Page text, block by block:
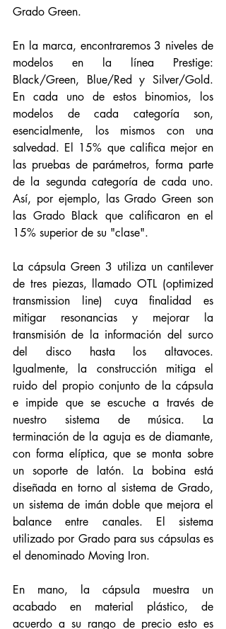
Grado Green.
En la marca, encontraremos 3 niveles de
modelos en la línea Prestige:
Black/Green, Blue/Red y Silver/Gold.
En cada uno de estos binomios, los
modelos de cada categoría son,
esencialmente, los mismos con una
salvedad. El 15% que califica mejor en
las pruebas de parámetros, forma parte
de la segunda categoría de cada uno.
Así, por ejemplo, las Grado Green son
las Grado Black que calificaron en el
15% superior de su "clase".
La cápsula Green 3 utiliza un cantilever
de tres piezas, llamado OTL (optimized
transmission line) cuya finalidad es
mitigar resonancias y mejorar la
transmisión de la información del surco
del disco hasta los altavoces.
Igualmente, la construcción mitiga el
ruido del propio conjunto de la cápsula
e impide que se escuche a través de
nuestro sistema de música. La
terminación de la aguja es de diamante,
con forma elíptica, que se monta sobre
un soporte de latón. La bobina está
diseñada en torno al sistema de Grado,
un sistema de imán doble que mejora el
balance entre canales. El sistema
utilizado por Grado para sus cápsulas es
el denominado Moving Iron.
En mano, la cápsula muestra un
acabado en material plástico, de
acuerdo a su rango de precio esto es